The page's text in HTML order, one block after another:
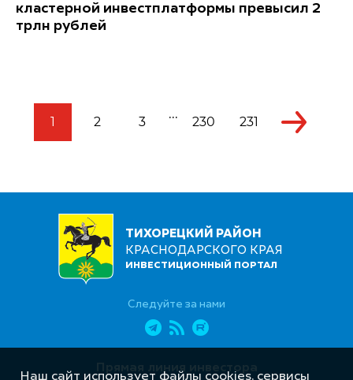
кластерной инвестплатформы превысил 2
трлн рублей
1 2 3 ... 230 231
ТИХОРЕЦКИЙ РАЙОН
КРАСНОДАРСКОГО КРАЯ
ИНВЕСТИЦИОННЫЙ ПОРТАЛ
Следуйте за нами
Прямая линия инвестора
Наш сайт использует файлы cookies, сервисы